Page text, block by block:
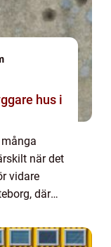
när det
vidare
där